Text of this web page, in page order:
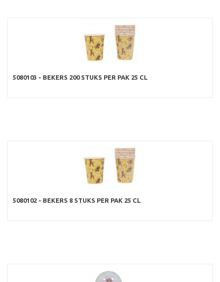
5080103 - BEKERS 200 STUKS PER PAK 25 CL
5080102 - BEKERS 8 STUKS PER PAK 25 CL